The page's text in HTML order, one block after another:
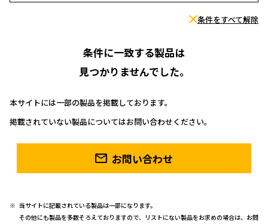
条件をすべて解除
条件に一致する製品は
見つかりませんでした。
本サイトには一部の製品を掲載しております。
掲載されていない製品についてはお問い合わせください。
お問い合わせ
当サイトに記載されている製品は一部になります。
その他にも製品を多数そろえておりますので、リストにない製品をお求めの場合は、お問